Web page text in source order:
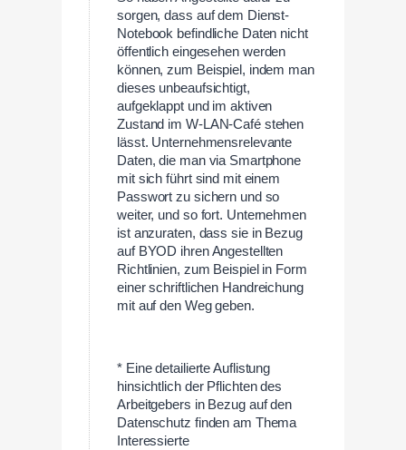
sorgen, dass auf dem Dienst-
Notebook befindliche Daten nicht
öffentlich eingesehen werden
können, zum Beispiel, indem man
dieses unbeaufsichtigt,
aufgeklappt und im aktiven
Zustand im W-LAN-Café stehen
lässt. Unternehmensrelevante
Daten, die man via Smartphone
mit sich führt sind mit einem
Passwort zu sichern und so
weiter, und so fort. Unternehmen
ist anzuraten, dass sie in Bezug
auf BYOD ihren Angestellten
Richtlinien, zum Beispiel in Form
einer schriftlichen Handreichung
mit auf den Weg geben.
* Eine detailierte Auflistung
hinsichtlich der Pflichten des
Arbeitgebers in Bezug auf den
Datenschutz finden am Thema
Interessierte